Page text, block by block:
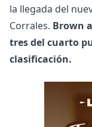
la llegada del
Corrales. Brown
tres del cuarto
clasificación.